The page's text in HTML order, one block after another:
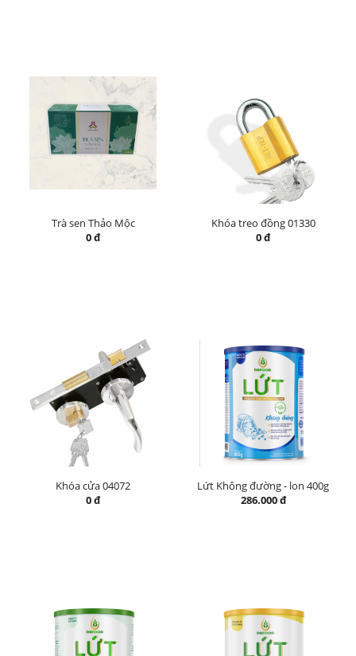
Trà sen Thảo Mộc
0 đ
Khóa treo đồng 01330
0 đ
Khóa cửa 04072
0 đ
Lứt Không đường - lon 400g
286.000 đ